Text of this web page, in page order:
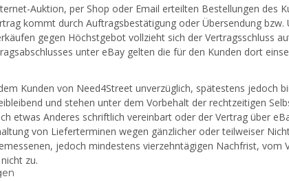
Auktion, per Shop oder Email erteilten Bestellungen des
kommt durch Auftragsbestätigung oder Übersendung
gegen Höchstgebot vollzieht sich der Vertragsschluss
unter eBay gelten die für den Kunden dort
Kunden von Need4Street unverzüglich, spätestens jedoch
und stehen unter dem Vorbehalt der rechtzeitigen
etwas Anderes schriftlich vereinbart oder der Vertrag über
von Lieferterminen wegen gänzlicher oder teilweiser
jedoch mindestens vierzehntägigen Nachfrist, vom
zu.